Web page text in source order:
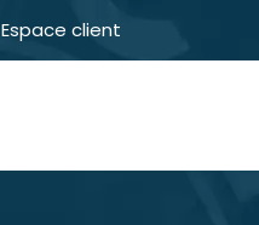
Espace client